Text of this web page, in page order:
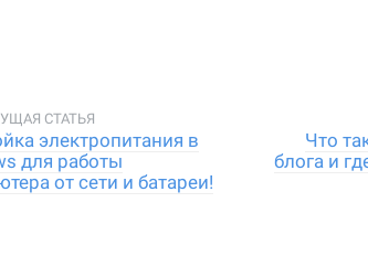
электропитания в
для работы
от сети и батареи!
Что
блога и